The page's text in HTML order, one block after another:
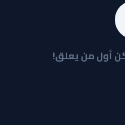
كن أول من يعلق!